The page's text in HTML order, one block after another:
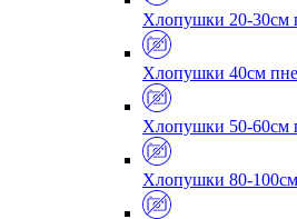
Хлопушки 20-30см
Хлопушки 40см
Хлопушки 50-60см
Хлопушки 80-